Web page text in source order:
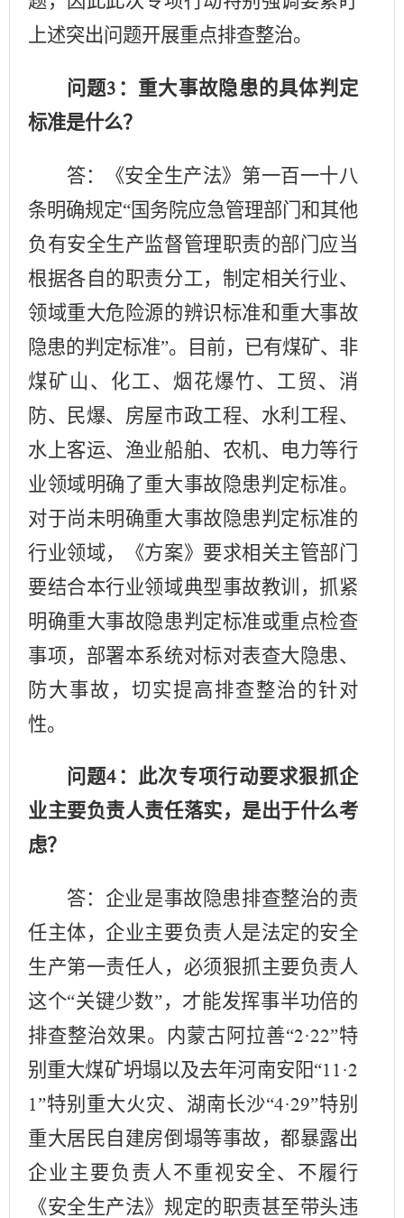
上述突出问题开展重点排查整治。
问题3 ：重大事故隐患的具体判定
标准是什么？
答：《安全生产法》第一百一十八
条明确规定“国务院应急管理部门和其他
负有安全生产监督管理职责的部门应当
根据各自的职责分工，制定相关行业、
领域重大危险源的辨识标准和重大事故
隐患的判定标准”。目前，已有煤矿、非
煤矿山、化工、烟花爆竹、工贸、消
防、民爆、房屋市政工程、水利工程、
水上客运、渔业船舶、农机、电力等行
业领域明确了重大事故隐患判定标准。
对于尚未明确重大事故隐患判定标准的
行业领域，《方案》要求相关主管部门
要结合本行业领域典型事故教训，抓紧
明确重大事故隐患判定标准或重点检查
事项，部署本系统对标对表查大隐患、
防大事故，切实提高排查整治的针对
性。
问题4 ：此次专项行动要求狠抓企
业主要负责人责任落实，是出于什么考
虑？
答：企业是事故隐患排查整治的责
任主体，企业主要负责人是法定的安全
生产第一责任人，必须狠抓主要负责人
这个“关键少数”，才能发挥事半功倍的
排查整治效果。内蒙古阿拉善“2·22”特
别重大煤矿坍塌以及去年河南安阳“11 ·2
1”特别重大火灾、湖南长沙“4·29”特别
重大居民自建房倒塌等事故，都暴露出
企业主要负责人不重视安全、不履行
《安全生产法》规定的职责甚至带头违